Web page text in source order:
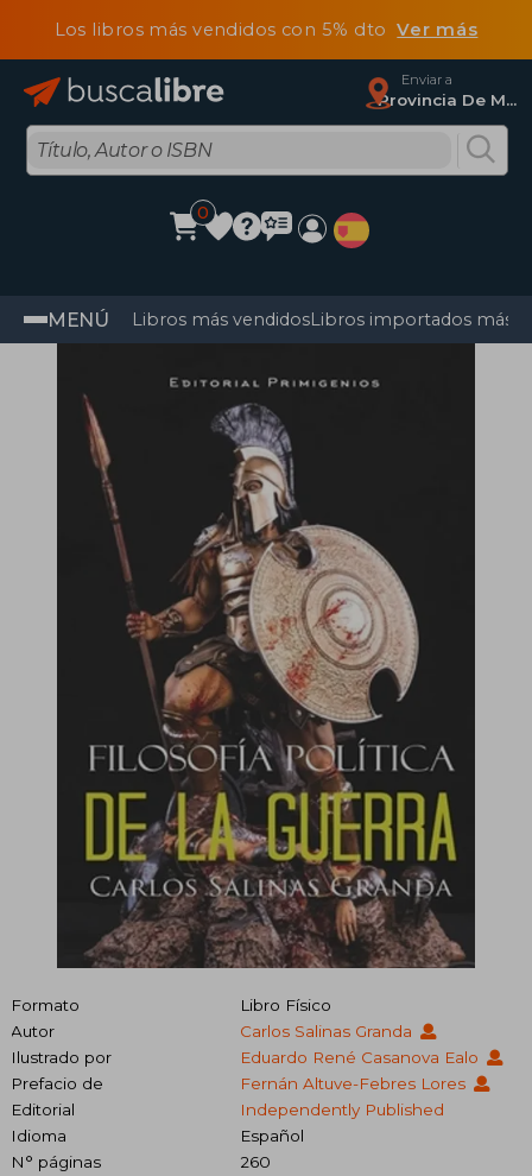
Los libros más vendidos con 5% dtoVer más
Enviar a
Provincia De Madrid
0
MENÚ Libros más vendidosLibros importados más
Formato
Libro Físico
Autor
Carlos Salinas Granda
Ilustrado por
Eduardo René Casanova Ealo
Prefacio de
Fernán Altuve-Febres Lores
Editorial
Independently Published
Idioma
Español
N° páginas
260